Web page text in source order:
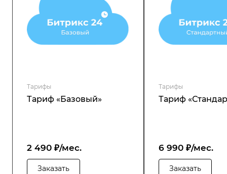
Тарифы
Тариф «Базовый»
2 490 ₽/мес.
Заказать
Тарифы
Тариф
6 990 ₽/мес.
Заказать